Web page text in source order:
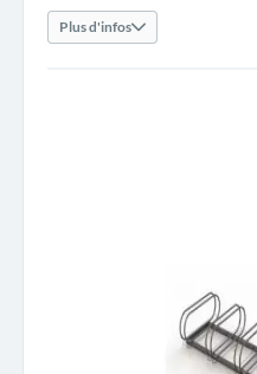
Plus d'infos